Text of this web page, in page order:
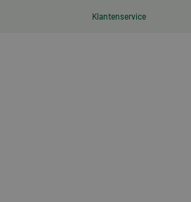
Klantenservice